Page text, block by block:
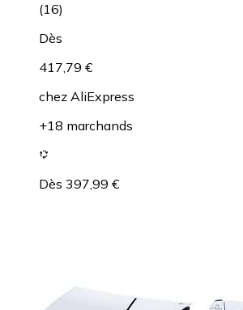
(16)
Dès
417,79 €
chez AliExpress
+18 marchands
Dès 397,99 €